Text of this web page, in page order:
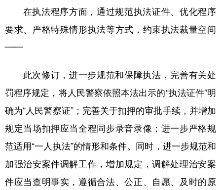
在执法程序方面，通过规范执法证件、优化程序
要求、严格特殊情形执法等方式，约束执法裁量空间
——
此次修订，进一步规范和保障执法，完善有关处
罚程序规定，将人民警察依照本法出示的“执法证件”明
确为“人民警察证”；完善关于扣押的审批手续，并增加
规定当场扣押应当全程同步录音录像；进一步严格规
范适用“一人执法”的情形和条件。同时，进一步规范和
加强治安案件调解工作，增加规定，调解处理治安案
件应当查明事实，遵循合法、公正、自愿、及时的原